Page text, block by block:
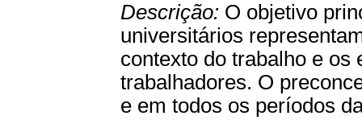
Descrição: O objetivo
universitários
contexto do trabalho e os
trabalhadores. O
e em todos os períodos